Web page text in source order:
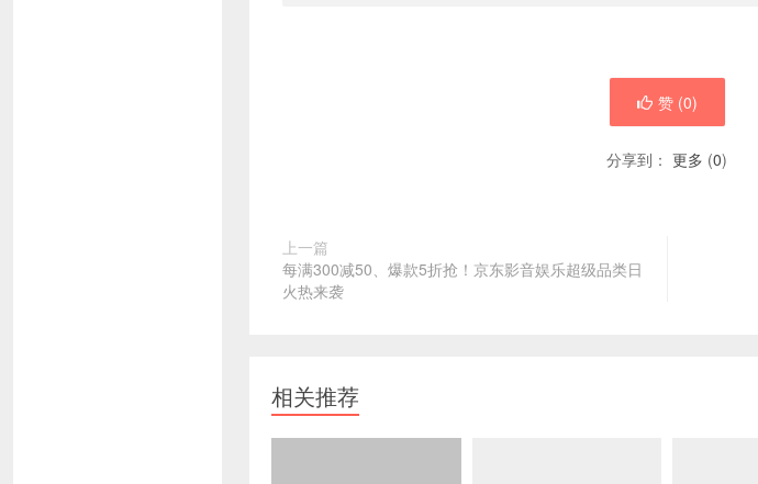
赞 (0)
分享到： 更多 (0)
上一篇
每满300减50、爆款5折抢！京东影音娱乐超级品类日
火热来袭
相关推荐